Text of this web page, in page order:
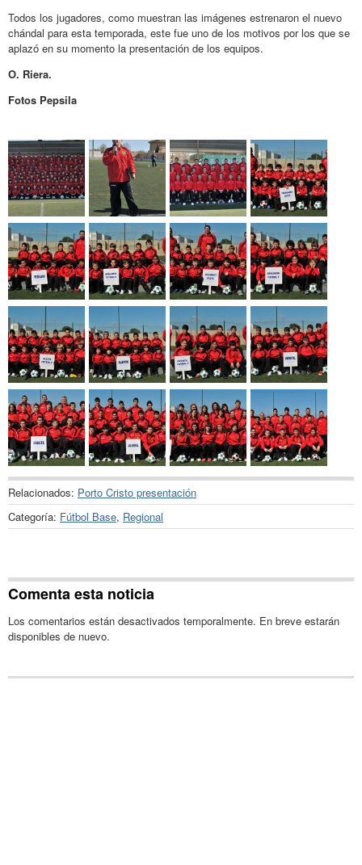
Todos los jugadores, como muestran las imágenes estrenaron el nuevo
chándal para esta temporada, este fue uno de los motivos por los que se
aplazó en su momento la presentación de los equipos.
O. Riera.
Fotos Pepsila
Relacionados: Porto Cristo presentación
Categoría: Fútbol Base, Regional
Comenta esta noticia
Los comentarios están desactivados temporalmente. En breve estarán
disponibles de nuevo.